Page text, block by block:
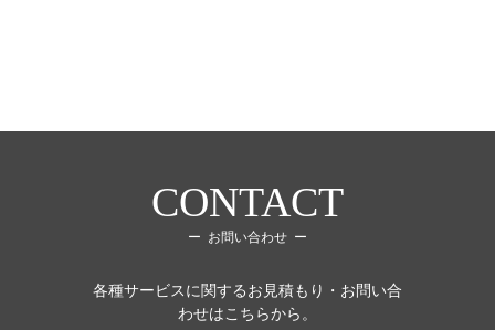
CONTACT
お問い合わせ
各種サービスに関するお見積もり・お問い合
わせはこちらから。